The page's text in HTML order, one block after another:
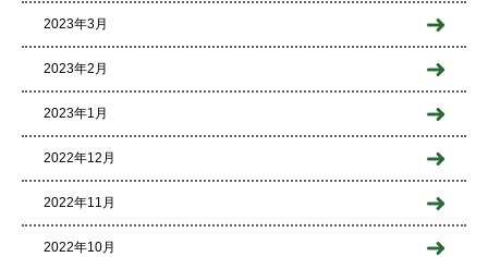
2023年3月
2023年2月
2023年1月
2022年12月
2022年11月
2022年10月